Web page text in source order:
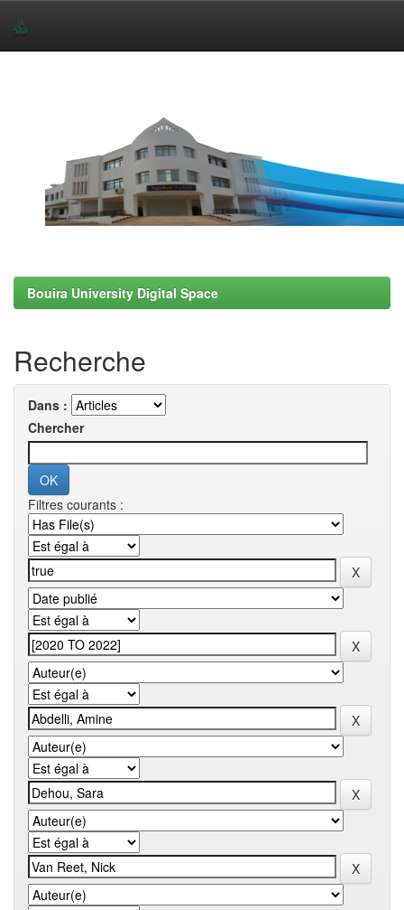
Bouira University Digital Space
Recherche
Dans :
Chercher
Filtres courants :